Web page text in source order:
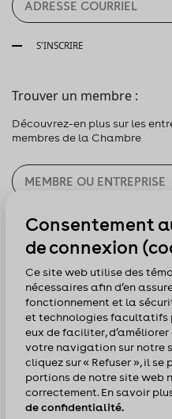
S'INSCRIRE
Trouver un membre :
Découvrez-en plus sur les
membres de la Chambre
CHERCHER
Pour nous suivre :
Consentement
de connexion
Ce site web utilise des
nécessaires afin d’en
fonctionnement et la
et technologies facultatifs
eux de faciliter,
votre navigation sur notre
cliquez sur « Refuser », il
portions de notre site web
correctement. En savoir
de confidentialité.